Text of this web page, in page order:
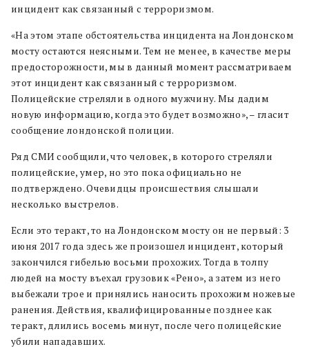
инцидент как связанный с терроризмом.
«На этом этапе обстоятельства инцидента на Лондонском
мосту остаются неясными. Тем не менее, в качестве меры
предосторожности, мы в данный момент рассматриваем
этот инцидент как связанный с терроризмом.
Полицейские стреляли в одного мужчину. Мы дадим
новую информацию, когда это будет возможно», – гласит
сообщение лондонской полиции.
Ряд СМИ сообщили, что человек, в которого стреляли
полицейские, умер, но это пока официально не
подтверждено. Очевидцы происшествия слышали
несколько выстрелов.
Если это теракт, то на Лондонском мосту он не первый: 3
июня 2017 года здесь же произошел инцидент, который
закончился гибелью восьми прохожих. Тогда в толпу
людей на мосту въехал грузовик «Рено», а затем из него
выбежали трое и принялись наносить прохожим ножевые
ранения. Действия, квалифицированные позднее как
теракт, длились восемь минут, после чего полицейские
убили нападавших.